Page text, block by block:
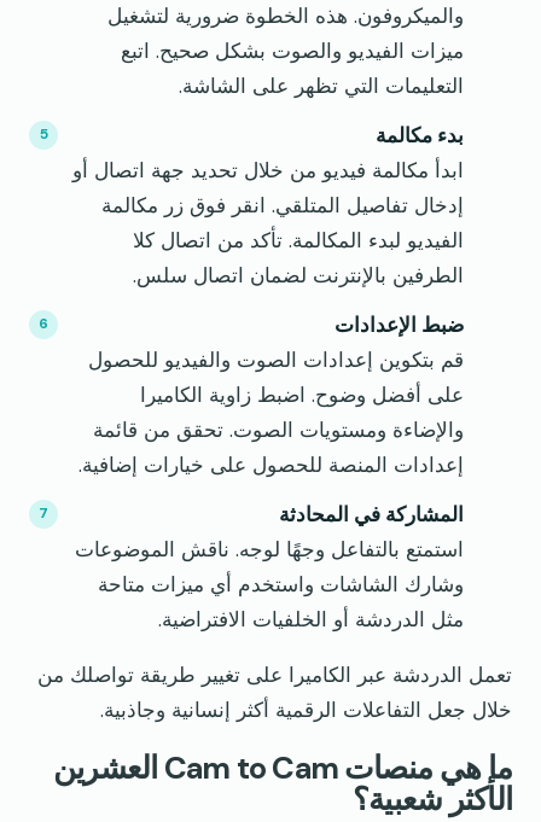
والميكروفون. هذه الخطوة ضرورية لتشغيل
ميزات الفيديو والصوت بشكل صحيح. اتبع
التعليمات التي تظهر على الشاشة.
بدء مكالمة
ابدأ مكالمة فيديو من خلال تحديد جهة اتصال أو
إدخال تفاصيل المتلقي. انقر فوق زر مكالمة
الفيديو لبدء المكالمة. تأكد من اتصال كلا
الطرفين بالإنترنت لضمان اتصال سلس.
ضبط الإعدادات
قم بتكوين إعدادات الصوت والفيديو للحصول
على أفضل وضوح. اضبط زاوية الكاميرا
والإضاءة ومستويات الصوت. تحقق من قائمة
إعدادات المنصة للحصول على خيارات إضافية.
المشاركة في المحادثة
استمتع بالتفاعل وجهًا لوجه. ناقش الموضوعات
وشارك الشاشات واستخدم أي ميزات متاحة
مثل الدردشة أو الخلفيات الافتراضية.
تعمل الدردشة عبر الكاميرا على تغيير طريقة تواصلك من
خلال جعل التفاعلات الرقمية أكثر إنسانية وجاذبية.
ما هي منصات Cam to Cam العشرين
الأكثر شعبية؟